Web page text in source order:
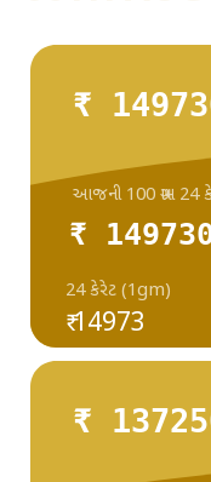
₹
₹
₹ 14973
24 કેરેટ (1gm)
આજની 100 ગ્રામ 24
₹